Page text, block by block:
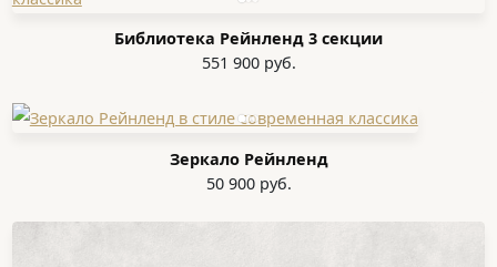
Библиотека Рейнленд 3 секции
551 900 руб.
Зеркало Рейнленд
50 900 руб.